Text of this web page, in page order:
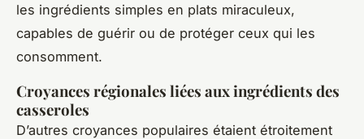
les ingrédients simples en plats miraculeux,
capables de guérir ou de protéger ceux qui les
consomment.
Croyances régionales liées aux ingrédients des
casseroles
D’autres croyances populaires étaient étroitement